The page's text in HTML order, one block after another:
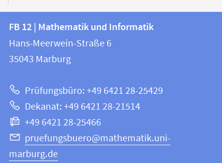
Kontakt
und
Informationen
Website
FB
12
|
und
Informatik
FB 12 | Mathematik und Informatik
Hans-Meerwein-Straße 6
35043 Marburg
Prüfungsbüro: +49 6421 28-25429
Dekanat: +49 6421 28-21514
+49 6421 28-25466
pruefungsbuero@mathematik.uni-
marburg.de